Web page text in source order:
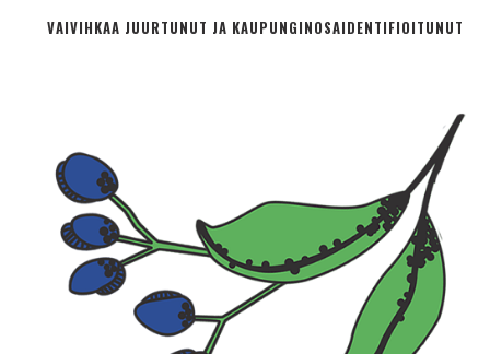
VAIVIHKAA JUURTUNUT JA KAUPUNGINOSA­IDENTIFIOITUNUT